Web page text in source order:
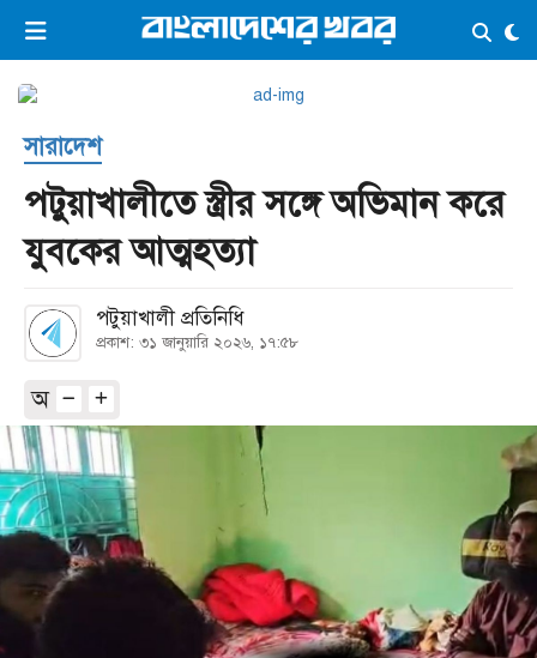
ভিডিও ই-পেপার লগইন ×
প্রচ্ছদ
সর্বশেষ
সব বিভাগ
আর্কাইভ
কনভার্টার
সারাদেশ
পটুয়াখালীতে স্ত্রীর সঙ্গে অভিমান করে
যুবকের আত্মহত্যা
পটুয়াখালী প্রতিনিধি
প্রকাশ: ৩১ জানুয়ারি ২০২৬, ১৭:৫৮
অ